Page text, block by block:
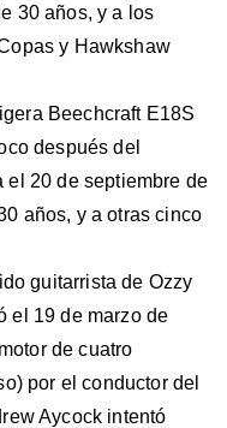
30 años, y a los
y Hawkshaw
Beechcraft E18S
después del
20 de septiembre de
años, y a otras cinco
guitarrista de Ozzy
el 19 de marzo de
de cuatro
por el conductor del
Aycock intentó